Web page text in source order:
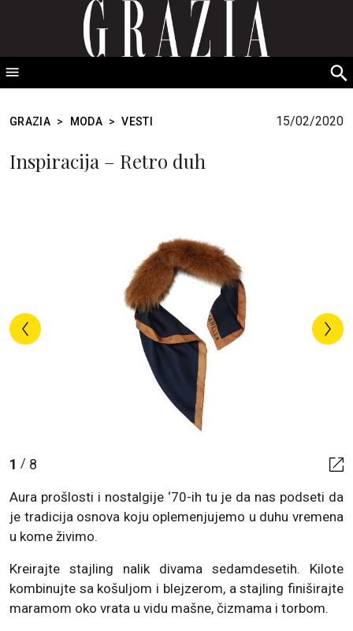
GRAZIA Srbija
GRAZIA > MODA > VESTI 15/02/2020
Inspiracija – Retro duh
1 / 8
Aura prošlosti i nostalgije ‘70-ih tu je da nas podseti da
je tradicija osnova koju oplemenjujemo u duhu vremena
u kome živimo.
Kreirajte stajling nalik divama sedamdesetih. Kilote
kombinujte sa košuljom i blejzerom, a stajling finiširajte
maramom oko vrata u vidu mašne, čizmama i torbom.